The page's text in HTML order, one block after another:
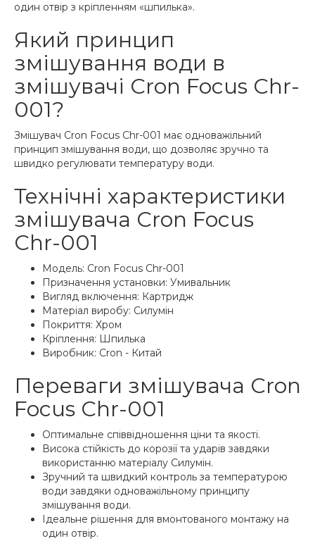
один отвір з кріпленням «шпилька».
Який принцип
змішування води в
змішувачі Cron Focus Chr-
001?
Змішувач Cron Focus Chr-001 має одноважільний
принцип змішування води, що дозволяє зручно та
швидко регулювати температуру води.
Технічні характеристики
змішувача Cron Focus
Chr-001
Модель: Cron Focus Chr-001
Призначення установки: Умивальник
Вигляд включення: Картридж
Матеріал виробу: Силумін
Покриття: Хром
Кріплення: Шпилька
Виробник: Cron - Китай
Переваги змішувача Cron
Focus Chr-001
Оптимальне співвідношення ціни та якості.
Висока стійкість до корозії та ударів завдяки
використанню матеріалу Силумін.
Зручний та швидкий контроль за температурою
води завдяки одноважільному принципу
змішування води.
Ідеальне рішення для вмонтованого монтажу на
один отвір.